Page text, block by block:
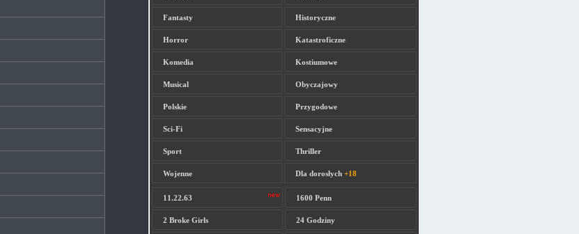
Fantasty Historyczne
Horror Katastroficzne
Komedia Kostiumowe
Musical Obyczajowy
Polskie Przygodowe
Sci-Fi Sensacyjne
Sport Thriller
Wojenne Dla dorosłych +18
11.22.63 1600 Penn
2 Broke Girls 24 Godziny